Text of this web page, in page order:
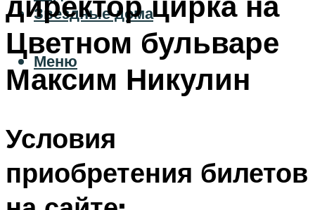
Звездные дома
Меню
Цветном бульваре
Максим Никулин
Условия
приобретения билетов